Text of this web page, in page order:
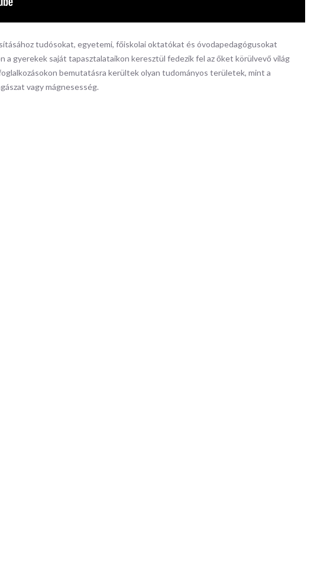
tudósokat, egyetemi, főiskolai oktatókat és óvodapedagógusokat
a gyerekek saját tapasztalataikon keresztül fedezik fel az őket körülvevő világ
bemutatásra kerültek olyan tudományos területek, mint a
vagy mágnesesség.